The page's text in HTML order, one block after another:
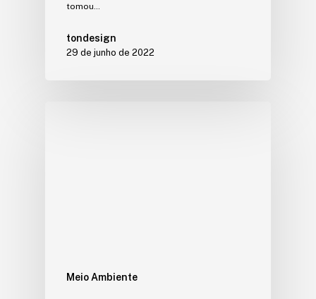
tomou…
tondesign
29 de junho de 2022
Meio Ambiente